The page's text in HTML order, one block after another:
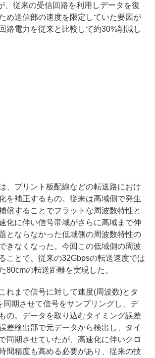
、従来の受信回路を利用しデータを復
め送信部の速度を限定していた要因が
路電力を従来と比較して約30%削減し
、プリント板配線などの転送路におけ
を補正するもの。従来は高域側で発生
償することでフラットな周波数特性と
化に伴い信号帯域がさらに高域まで伸
とならなかった低域側の周波数特性の
きなくなった。今回この低域側の周波
ことで、従来の32Gbpsの転送速度では
80cmの転送距離を実現した。
れまで信号に対して速度(周波数)とタ
同期させて信号をサンプリングし、デ
の。データを取り込むタイミング誤差
差検出部で元データから検出し、タイ
同期させていたが、高速化に伴いクロ
間精度も高める必要があり、従来の技